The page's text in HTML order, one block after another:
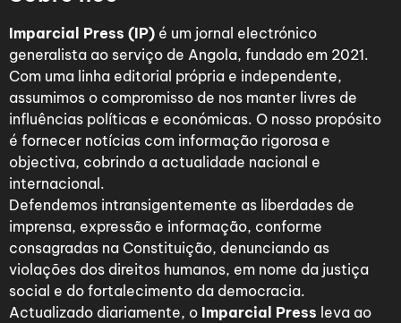
Imparcial Press (IP) é um jornal electrónico
generalista ao serviço de Angola, fundado em 2021.
Com uma linha editorial própria e independente,
assumimos o compromisso de nos manter livres de
influências políticas e económicas. O nosso propósito
é fornecer notícias com informação rigorosa e
objectiva, cobrindo a actualidade nacional e
internacional.
Defendemos intransigentemente as liberdades de
imprensa, expressão e informação, conforme
consagradas na Constituição, denunciando as
violações dos direitos humanos, em nome da justiça
social e do fortalecimento da democracia.
Actualizado diariamente, o Imparcial Press leva ao